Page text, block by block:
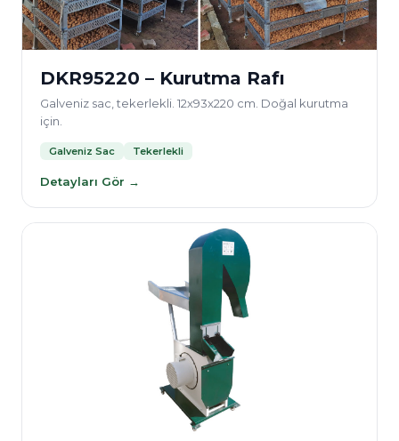
DKR95220 – Kurutma Rafı
Galveniz sac, tekerlekli. 12x93x220 cm. Doğal kurutma
için.
Galveniz Sac Tekerlekli
Detayları Gör →